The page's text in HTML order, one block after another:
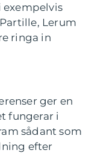
Lerum
ringa in
ger en
fungerar i
sådant som
efter